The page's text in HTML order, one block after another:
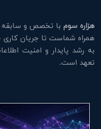
هزاره سوم با تخصص و سابقه
همراه شماست تا جریان کاری
به رشد پایدار و امنیت
تعهد است.